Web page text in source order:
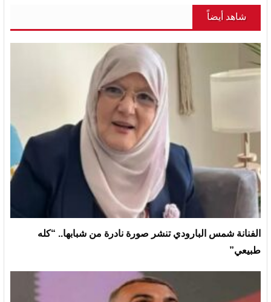
شاهد أيضاً
الفنانة شمس البارودي تنشر صورة نادرة من شبابها.. “كله
طبيعي”